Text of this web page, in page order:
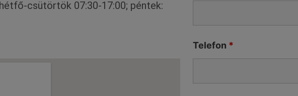
hétfő-csütörtök 07:30-17:00; péntek:
Telefon *